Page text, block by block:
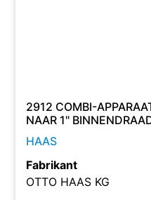
2912 COMBI-
NAAR 1"
HAAS
Fabrikant
OTTO HAAS KG